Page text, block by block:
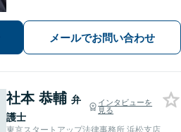
浜松の企業を支援します。医療／運送
／介護／建設ほか【休日・夜間相談
メールでお問い合わせ
社本 恭輔 弁
護士
インタビューを
見る
東京スタートアップ法律事務所 浜松支店